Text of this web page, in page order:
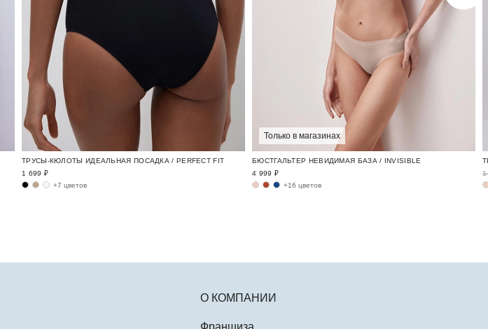
ТРУСЫ-КЮЛОТЫ ИДЕАЛЬНАЯ ПОСАДКА / PERFECT FIT
1 699 ₽
+7 цветов
Только в магазинах
БЮСТГАЛЬТЕР НЕВИДИМАЯ БАЗА / INVISIBLE
4 999 ₽
+16 цветов
1
О КОМПАНИИ
Франшиза